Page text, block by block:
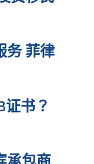
务 菲律
证书？
承包商